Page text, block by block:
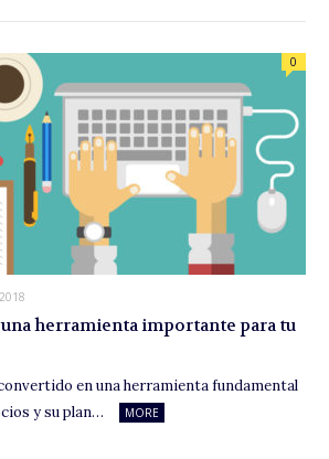
0
una herramienta importante para tu
en una herramienta fundamental
y su plan…
MORE